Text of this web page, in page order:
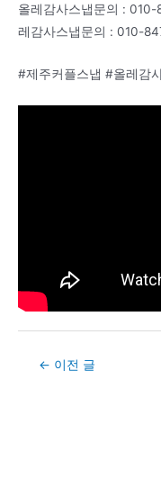
올레감사스냅문의 :
레감사스냅문의 : 010-
#제주커플스냅 #올레감
Post← 이전 글